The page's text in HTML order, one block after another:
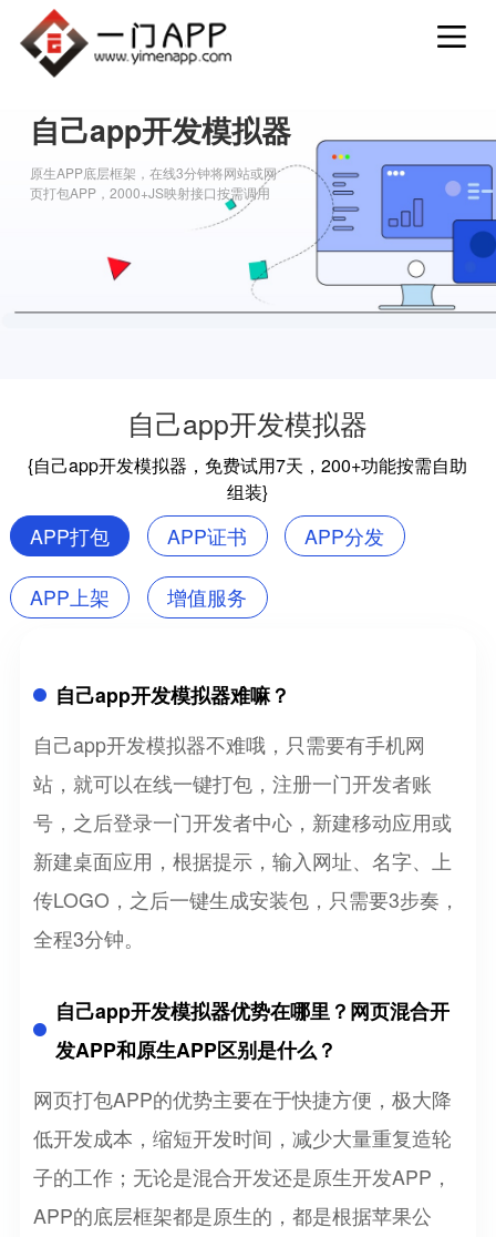
自己app开发模拟器
原生APP底层框架，在线3分钟将网站或网
页打包APP，2000+JS映射接口按需调用
自己app开发模拟器
{自己app开发模拟器，免费试用7天，200+功能按需自助
组装}
APP打包 APP证书 APP分发
APP上架 增值服务
自己app开发模拟器难嘛？
自己app开发模拟器不难哦，只需要有手机网
站，就可以在线一键打包，注册一门开发者账
号，之后登录一门开发者中心，新建移动应用或
新建桌面应用，根据提示，输入网址、名字、上
传LOGO，之后一键生成安装包，只需要3步奏，
全程3分钟。
自己app开发模拟器优势在哪里？网页混合开
发APP和原生APP区别是什么？
网页打包APP的优势主要在于快捷方便，极大降
低开发成本，缩短开发时间，减少大量重复造轮
子的工作；无论是混合开发还是原生开发APP，
APP的底层框架都是原生的，都是根据苹果公